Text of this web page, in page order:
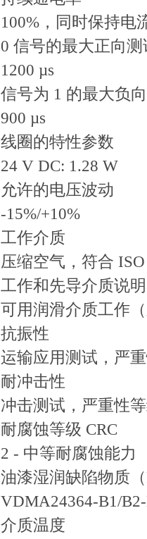
100%，同时保持电
0 信号的最大正向
1200 µs
信号为 1 的最大负
900 µs
线圈的特性参数
24 V DC: 1.28 W
允许的电压波动
-15%/+10%
工作介质
压缩空气，符合
工作和先导介质说明
可用润滑介质工作
抗振性
运输应用测试，严
耐冲击性
冲击测试，严重
耐腐蚀等级 CRC
2 - 中等耐腐蚀能力
油漆湿润缺陷物质
VDMA24364-B1/
介质温度